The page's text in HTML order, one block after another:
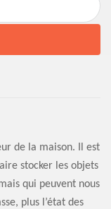
de la maison. Il est
stocker les objets
qui peuvent nous
plus l’état des